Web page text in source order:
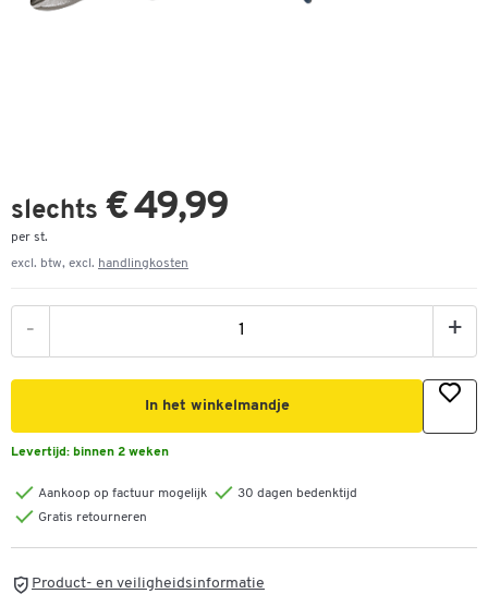
slechts € 49,99
per st.
excl. btw, excl. handlingkosten
- +
In het winkelmandje
Levertijd: binnen 2 weken
Aankoop op factuur mogelijk
30 dagen bedenktijd
Gratis retourneren
Product- en veiligheidsinformatie